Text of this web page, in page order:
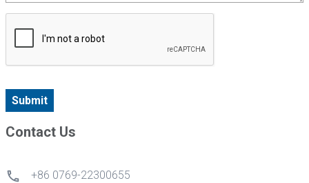
Contact Us
+86 0769-22300655
Submit